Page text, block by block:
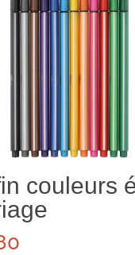
couleurs